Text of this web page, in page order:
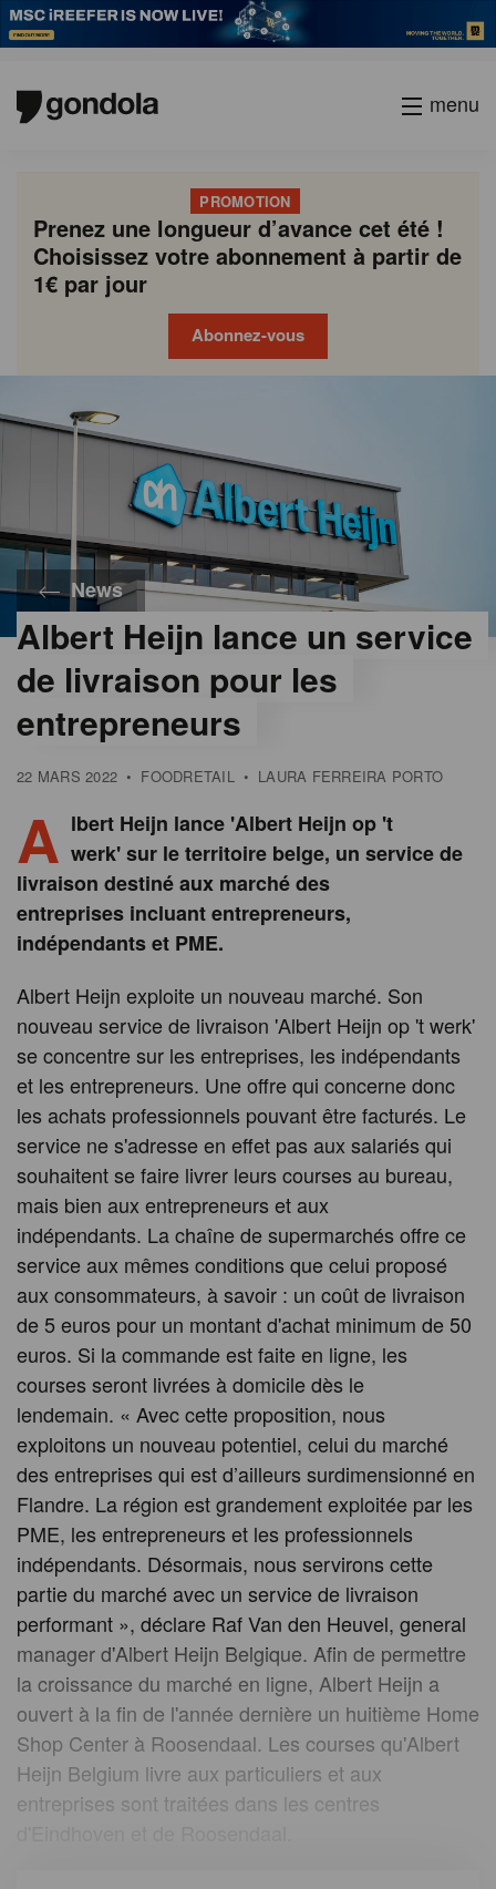
menu
PROMOTION
Prenez une longueur d’avance cet été !
Choisissez votre abonnement à partir de
1€ par jour
Abonnez-vous
News
Albert Heijn lance un service
de livraison pour les
entrepreneurs
22 MARS 2022 • FOODRETAIL • LAURA FERREIRA PORTO
A lbert Heijn lance 'Albert Heijn op 't
werk' sur le territoire belge, un service de
livraison destiné aux marché des
entreprises incluant entrepreneurs,
indépendants et PME.
Albert Heijn exploite un nouveau marché. Son
nouveau service de livraison 'Albert Heijn op 't werk'
se concentre sur les entreprises, les indépendants
et les entrepreneurs. Une offre qui concerne donc
les achats professionnels pouvant être facturés. Le
service ne s'adresse en effet pas aux salariés qui
souhaitent se faire livrer leurs courses au bureau,
mais bien aux entrepreneurs et aux
indépendants. La chaîne de supermarchés offre ce
service aux mêmes conditions que celui proposé
aux consommateurs, à savoir : un coût de livraison
de 5 euros pour un montant d'achat minimum de 50
euros. Si la commande est faite en ligne, les
courses seront livrées à domicile dès le
lendemain. « Avec cette proposition, nous
exploitons un nouveau potentiel, celui du marché
des entreprises qui est d’ailleurs surdimensionné en
Flandre. La région est grandement exploitée par les
PME, les entrepreneurs et les professionnels
indépendants. Désormais, nous servirons cette
partie du marché avec un service de livraison
performant », déclare Raf Van den Heuvel, general
manager d'Albert Heijn Belgique. Afin de permettre
la croissance du marché en ligne, Albert Heijn a
ouvert à la fin de l'année dernière un huitième Home
Shop Center à Roosendaal. Les courses qu'Albert
Heijn Belgium livre aux particuliers et aux
entreprises sont traitées dans les centres
academy
society